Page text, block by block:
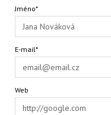
Jméno*
E-mail*
Web